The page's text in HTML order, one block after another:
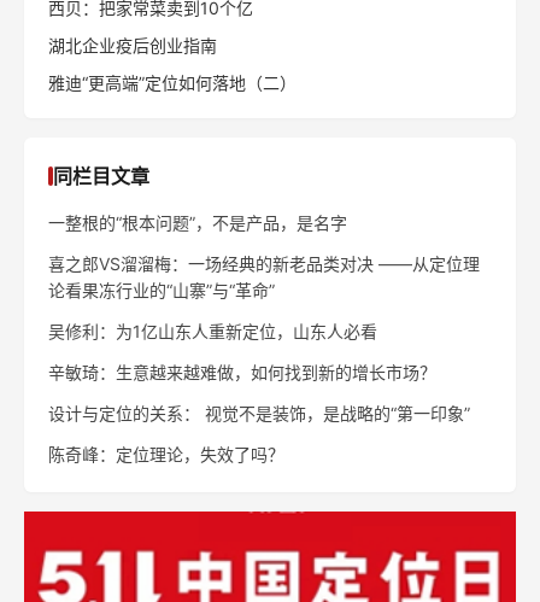
西贝：把家常菜卖到10个亿
湖北企业疫后创业指南
雅迪“更高端”定位如何落地（二）
同栏目文章
一整根的“根本问题”，不是产品，是名字
喜之郎VS溜溜梅：一场经典的新老品类对决 ——从定位理
论看果冻行业的“山寨”与“革命”
吴修利：为1亿山东人重新定位，山东人必看
辛敏琦：生意越来越难做，如何找到新的增长市场？
设计与定位的关系： 视觉不是装饰，是战略的“第一印象”
陈奇峰：定位理论，失效了吗？